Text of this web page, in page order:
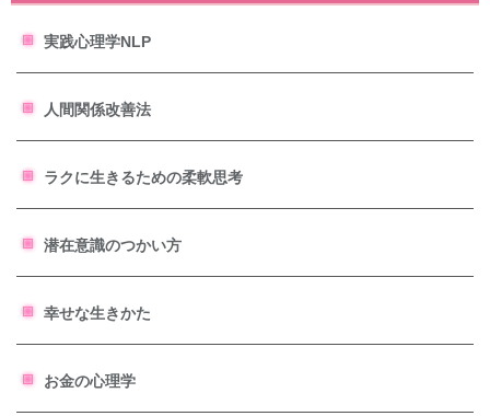
実践心理学NLP
人間関係改善法
ラクに生きるための柔軟思考
潜在意識のつかい方
幸せな生きかた
お金の心理学